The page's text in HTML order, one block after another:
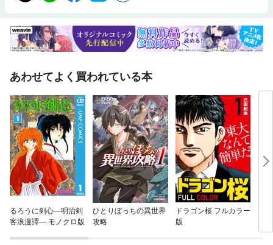
あわせてよく買われている本
るろうに剣心—明治剣
客浪漫譚— モノクロ版
ひとりぼっちの異世界
攻略
ドラゴン桜 フルカラー
版